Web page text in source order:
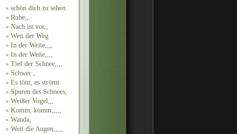
schön dich zu sehen
Ruhe,,
Nach ist vor,,
Weit der Weg
In der Weite,,,,
In der Weite,,,,
Tief der Schnee,,,,
Schwer ,
Es tönt, es strömt
Spuren des Schnees,
Weißer Vogel,,,
Komm, komm,,,,,
Wanda,
Weit die Augen,,,,,